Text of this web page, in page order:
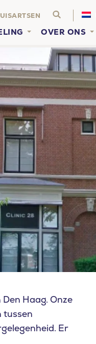
OVER ONS
Haag. Onze
tussen
Er